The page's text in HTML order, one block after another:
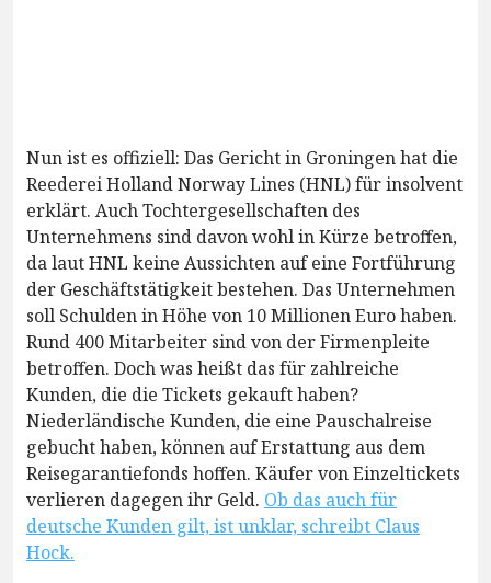
Nun ist es offiziell: Das Gericht in Groningen hat die
Reederei Holland Norway Lines (HNL) für insolvent
erklärt. Auch Tochtergesellschaften des
Unternehmens sind davon wohl in Kürze betroffen,
da laut HNL keine Aussichten auf eine Fortführung
der Geschäftstätigkeit bestehen. Das Unternehmen
soll Schulden in Höhe von 10 Millionen Euro haben.
Rund 400 Mitarbeiter sind von der Firmenpleite
betroffen. Doch was heißt das für zahlreiche
Kunden, die die Tickets gekauft haben?
Niederländische Kunden, die eine Pauschalreise
gebucht haben, können auf Erstattung aus dem
Reisegarantiefonds hoffen. Käufer von Einzeltickets
verlieren dagegen ihr Geld. Ob das auch für
deutsche Kunden gilt, ist unklar, schreibt Claus
Hock.